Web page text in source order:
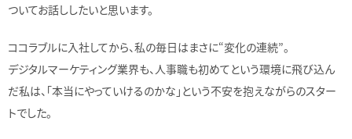
ついてお話ししたいと思います。
ココラブルに入社してから、私の毎日はまさに“変化の連続”。
デジタルマーケティング業界も、人事職も初めてという環境に飛び込ん
だ私は、「本当にやっていけるのかな」という不安を抱えながらのスター
トでした。